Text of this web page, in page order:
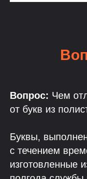
Вопрос: Чем
от букв из
Буквы,
с течением
изготовленные